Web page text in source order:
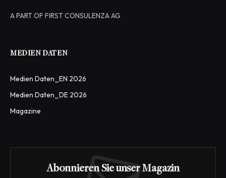
A PART OF FIRST CONSULENZA AG
MEDIEN DATEN
Medien Daten_EN 2026
Medien Daten_DE 2026
Magazine
Abonnieren Sie unser Magazin